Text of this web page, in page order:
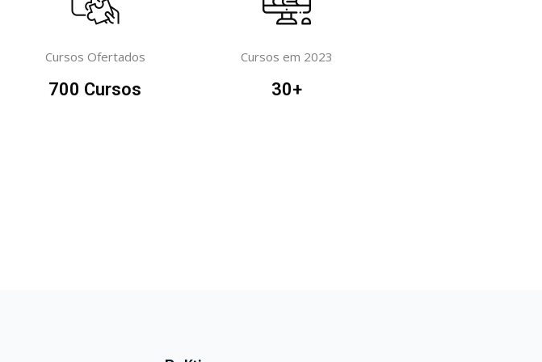
Cursos Ofertados
700 Cursos
Cursos em 2023
30+